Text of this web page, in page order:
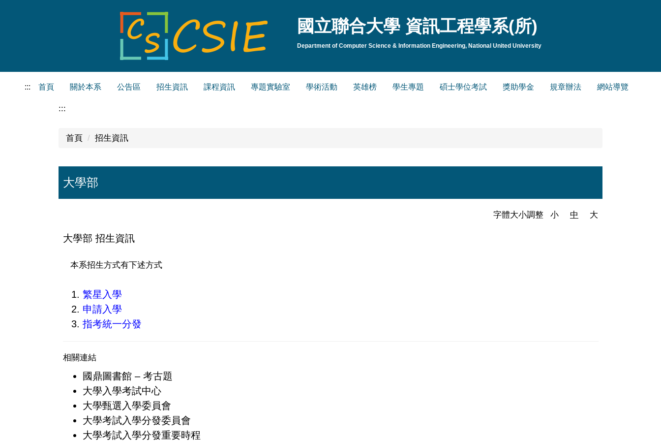
容
國立聯合大學 資訊工程學系(所)
Department of Computer Science & Information Engineering, National United University
::: 首頁 關於本系 公告區 招生資訊 課程資訊 專題實驗室 學術活動 英雄榜 學生專題 碩士學位考試 獎助學金 規章辦法 網站導覽
:::
首頁 招生資訊
大學部
字體大小調整 小 中 大
大學部 招生資訊
本系招生方式有下述方式
繁星入學
申請入學
指考統一分發
相關連結
國鼎圖書館 – 考古題
大學入學考試中心
大學甄選入學委員會
大學考試入學分發委員會
大學考試入學分發重要時程